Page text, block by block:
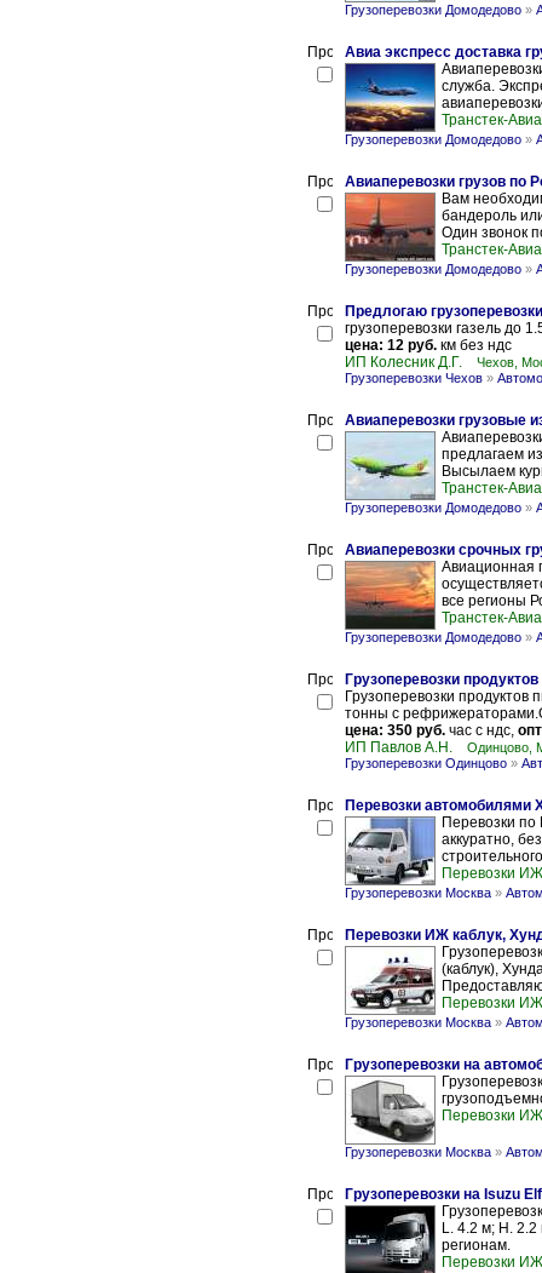
Грузоперевозки Домодедово »
Авиа экспресс доставка
служба.
Транстек-Авиа
Грузоперевозки Домодедово »
Авиаперевозки грузов по
Вам
бандероль
Один звонок
Транстек-Авиа
Грузоперевозки Домодедово »
Предлогаю
грузоперевозки газель до
цена: 12 руб. км без ндс
ИП Колесник Д.Г.
Чехов,
Грузоперевозки Чехов »
Авиаперевозки грузовые
предлагаем
Высылаем
Транстек-Авиа
Грузоперевозки Домодедово »
Авиаперевозки срочных
Авиационная
все регионы
Транстек-Авиа
Грузоперевозки Домодедово »
Грузоперевозки
Грузоперевозки
тонны с
цена: 350 руб. час с ндс,
ИП Павлов А.Н.
Одинцово,
Грузоперевозки Одинцово »
Перевозки автомобилями
Перевозки
аккуратно,
Перевозки ИЖ
Грузоперевозки Москва »
Перевозки ИЖ каблук,
(каблук),
Перевозки ИЖ
Грузоперевозки Москва »
Грузоперевозки на
Перевозки ИЖ
Грузоперевозки Москва »
Грузоперевозки на Isuzu
L. 4.2 м; H.
регионам.
Перевозки ИЖ